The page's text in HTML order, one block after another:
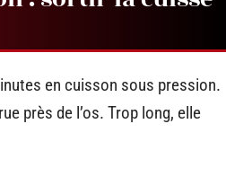
en cuisson sous pression.
près de l’os. Trop long, elle